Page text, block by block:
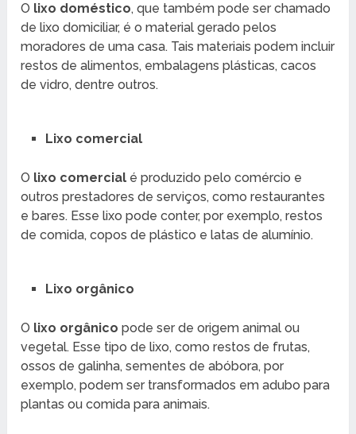
O lixo doméstico, que também pode ser chamado
de lixo domiciliar, é o material gerado pelos
moradores de uma casa. Tais materiais podem incluir
restos de alimentos, embalagens plásticas, cacos
de vidro, dentre outros.
Lixo comercial
O lixo comercial é produzido pelo comércio e
outros prestadores de serviços, como restaurantes
e bares. Esse lixo pode conter, por exemplo, restos
de comida, copos de plástico e latas de alumínio.
Lixo orgânico
O lixo orgânico pode ser de origem animal ou
vegetal. Esse tipo de lixo, como restos de frutas,
ossos de galinha, sementes de abóbora, por
exemplo, podem ser transformados em adubo para
plantas ou comida para animais.